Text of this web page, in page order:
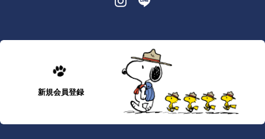
新規会員登録